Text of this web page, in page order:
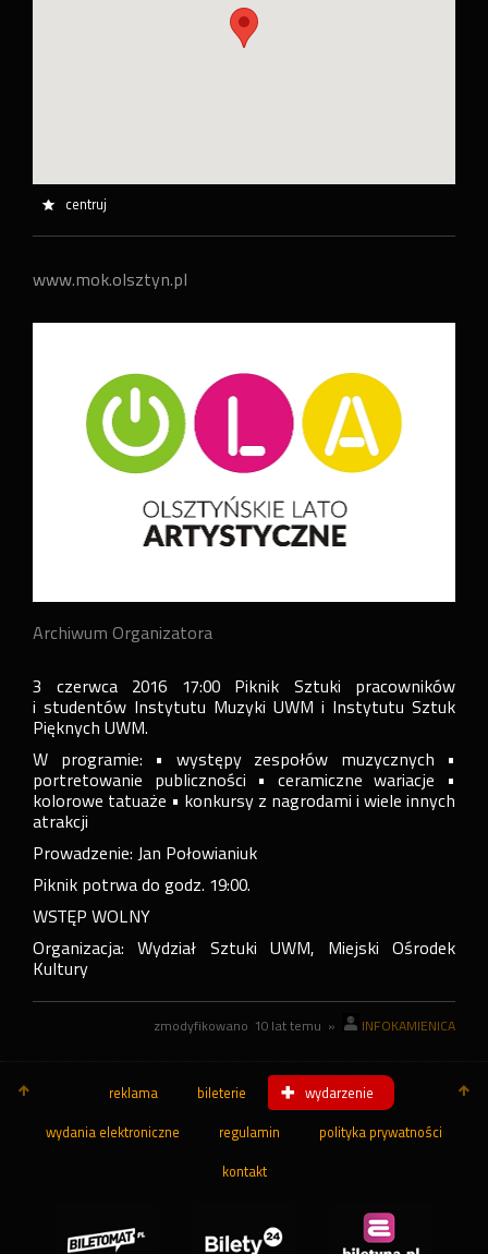
centruj
www.mok.olsztyn.pl
Archiwum Organizatora
3 czerwca 2016 17:00 Piknik Sztuki pracowników
i studentów Instytutu Muzyki UWM i Instytutu Sztuk
Pięknych UWM.
W programie: • występy zespołów muzycznych •
portretowanie publiczności • ceramiczne wariacje •
kolorowe tatuaże • konkursy z nagrodami i wiele innych
atrakcji
Prowadzenie: Jan Połowianiuk
Piknik potrwa do godz. 19:00.
WSTĘP WOLNY
Organizacja: Wydział Sztuki UWM, Miejski Ośrodek
Kultury
zmodyfikowano 10 lat temu » INFOKAMIENICA
reklama bileterie wydarzenie
wydania elektroniczne regulamin polityka prywatności
kontakt